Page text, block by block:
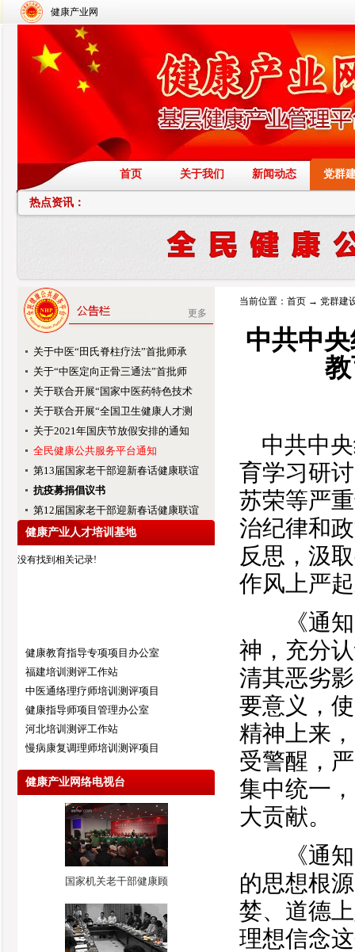
健康产业网
首页 关于我们 新闻动态 党群
热点资讯：
更多
关于中医“田氏脊柱疗法”首批师承
关于“中医定向正骨三通法”首批师
关于联合开展“国家中医药特色技术
关于联合开展“全国卫生健康人才测
关于2021年国庆节放假安排的通知
全民健康公共服务平台通知
第13届国家老干部迎新春话健康联谊
抗疫募捐倡议书
第12届国家老干部迎新春话健康联谊
健康产业人才培训基地
没有找到相关记录!
健康教育指导专项项目办公室
福建培训测评工作站
中医通络理疗师培训测评项目
健康指导师项目管理办公室
河北培训测评工作站
慢病康复调理师培训测评项目
健康产业网络电视台
国家机关老干部健康顾
当前位置： 首页 → 党群建
中共中
中共中央
育学习研
苏荣等严
治纪律和
反思，汲
作风上严
《通知
神，充分
清其恶劣
要意义，
精神上来
受警醒，
集中统一
大贡献。
《通知
的思想根
婪、道德
理想信念